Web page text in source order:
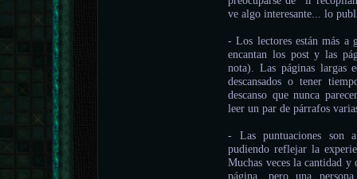
ve algo interesante... lo
- Los lectores están más a
encantan los post y las
nota). Las páginas largas
descansados o tener
descanso que nunca
leer un par de párrafos
- Las puntuaciones son
pudiendo reflejar la
Muchas veces la cantidad y
página, pero una